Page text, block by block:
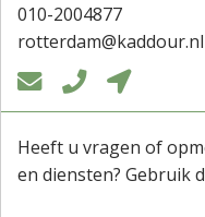
010-2004877
rotterdam@kaddour.nl
  
Heeft u vragen of
en diensten? Gebruik